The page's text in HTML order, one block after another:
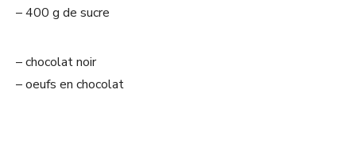
– 400 g de sucre
– chocolat noir
– oeufs en chocolat